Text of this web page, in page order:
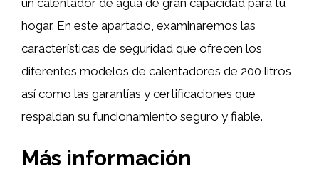
hogar. En este apartado, examinaremos las
características de seguridad que ofrecen los
diferentes modelos de calentadores de 200 litros,
así como las garantías y certificaciones que
respaldan su funcionamiento seguro y fiable.
Más información